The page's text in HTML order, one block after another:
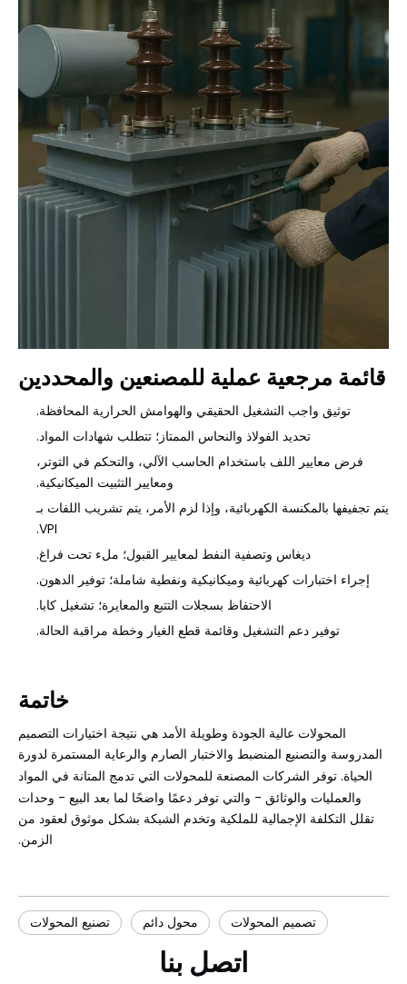
قائمة مرجعية عملية للمصنعين والمحددين
توثيق واجب التشغيل الحقيقي والهوامش الحرارية المحافظة.
تحديد الفولاذ والنحاس الممتاز؛ تتطلب شهادات المواد.
فرض معايير اللف باستخدام الحاسب الآلي، والتحكم في التوتر،
ومعايير التثبيت الميكانيكية.
يتم تجفيفها بالمكنسة الكهربائية، وإذا لزم الأمر، يتم تشريب اللفات بـ
VPI.
ديغاس وتصفية النفط لمعايير القبول؛ ملء تحت فراغ.
إجراء اختبارات كهربائية وميكانيكية ونفطية شاملة؛ توفير الدهون.
الاحتفاظ بسجلات التتبع والمعايرة؛ تشغيل كابا.
توفير دعم التشغيل وقائمة قطع الغيار وخطة مراقبة الحالة.
خاتمة
المحولات عالية الجودة وطويلة الأمد هي نتيجة اختيارات التصميم
المدروسة والتصنيع المنضبط والاختبار الصارم والرعاية المستمرة لدورة
الحياة. توفر الشركات المصنعة للمحولات التي تدمج المتانة في المواد
والعمليات والوثائق - والتي توفر دعمًا واضحًا لما بعد البيع - وحدات
تقلل التكلفة الإجمالية للملكية وتخدم الشبكة بشكل موثوق لعقود من
الزمن.
تصنيع المحولات محول دائم تصميم المحولات
اتصل بنا